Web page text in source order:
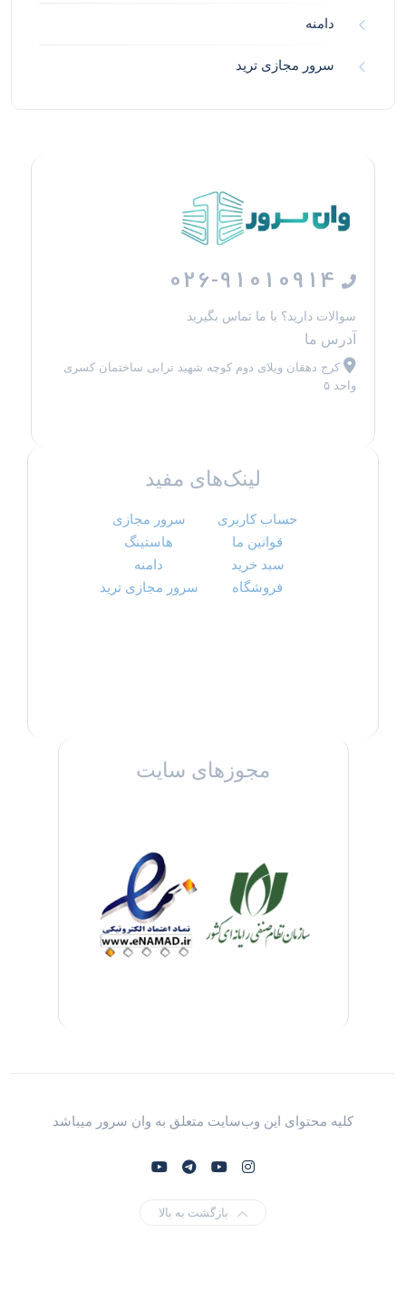
دامنه
سرور مجازی ترید
026-91010914
سوالات دارید؟ با ما تماس بگیرید
آدرس ما
کرج دهقان ویلای دوم کوچه شهید ترابی ساختمان کسری
واحد ۵
لینک‌های مفید
حساب کاربری
قوانین ما
سبد خرید
فروشگاه
سرور مجازی
هاستینگ
دامنه
سرور مجازی ترید
مجوزهای سایت
کلیه محتوای این وب‌سایت متعلق به وان سرور میباشد
بازگشت به بالا